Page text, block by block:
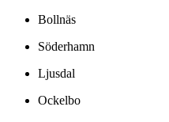
Bollnäs
Söderhamn
Ljusdal
Ockelbo